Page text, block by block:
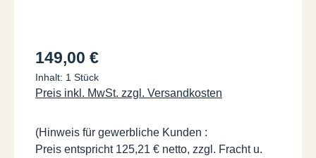
Regulärer Preis:
149,00 €
Inhalt: 1 Stück
Preis inkl. MwSt. zzgl. Versandkosten
(Hinweis für gewerbliche Kunden :
Preis entspricht 125,21 € netto, zzgl. Fracht u.